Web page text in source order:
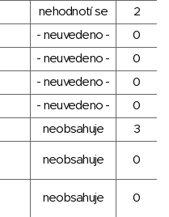
nehodnotí se
2
- neuvedeno -
0
- neuvedeno -
0
- neuvedeno -
0
- neuvedeno -
0
neobsahuje
3
neobsahuje 0
neobsahuje 0